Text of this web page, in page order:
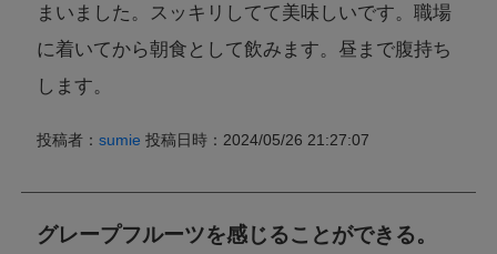
まいました。スッキリしてて美味しいです。職場
に着いてから朝食として飲みます。昼まで腹持ち
します。
投稿者：sumie 投稿日時：2024/05/26 21:27:07
グレープフルーツを感じることができる。